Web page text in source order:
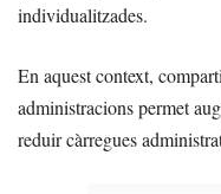
individualitzades.
En aquest context,
administracions permet
reduir càrregues